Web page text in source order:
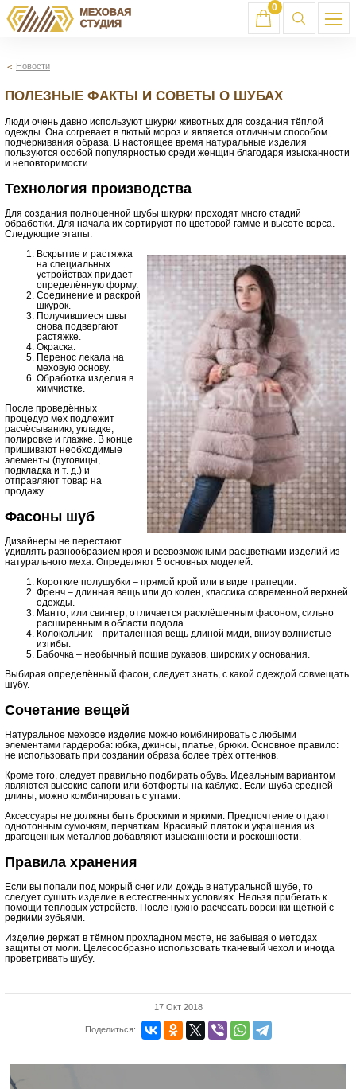
0
Новости
ПОЛЕЗНЫЕ ФАКТЫ И СОВЕТЫ О ШУБАХ
Люди очень давно используют шкурки животных для создания тёплой
одежды. Она согревает в лютый мороз и является отличным способом
подчёркивания образа. В настоящее время натуральные изделия
пользуются особой популярностью среди женщин благодаря изысканности
и неповторимости.
Технология производства
Для создания полноценной шубы шкурки проходят много стадий
обработки. Для начала их сортируют по цветовой гамме и высоте ворса.
Следующие этапы:
Вскрытие и растяжка
на специальных
устройствах придаёт
определённую форму.
Соединение и раскрой
шкурок.
Получившиеся швы
снова подвергают
растяжке.
Окраска.
Перенос лекала на
меховую основу.
Обработка изделия в
химчистке.
После проведённых
процедур мех подлежит
расчёсыванию, укладке,
полировке и глажке. В конце
пришивают необходимые
элементы (пуговицы,
подкладка и т. д.) и
отправляют товар на
продажу.
Фасоны шуб
Дизайнеры не перестают
удивлять разнообразием кроя и всевозможными расцветками изделий из
натурального меха. Определяют 5 основных моделей:
Короткие полушубки – прямой крой или в виде трапеции.
Френч – длинная вещь или до колен, классика современной верхней
одежды.
Манто, или свингер, отличается расклёшенным фасоном, сильно
расширенным в области подола.
Колокольчик – приталенная вещь длиной миди, внизу волнистые
изгибы.
Бабочка – необычный пошив рукавов, широких у основания.
Выбирая определённый фасон, следует знать, с какой одеждой совмещать
шубу.
Сочетание вещей
Натуральное меховое изделие можно комбинировать с любыми
элементами гардероба: юбка, джинсы, платье, брюки. Основное правило:
не использовать при создании образа более трёх оттенков.
Кроме того, следует правильно подбирать обувь. Идеальным вариантом
являются высокие сапоги или ботфорты на каблуке. Если шуба средней
длины, можно комбинировать с уггами.
Аксессуары не должны быть броскими и яркими. Предпочтение отдают
однотонным сумочкам, перчаткам. Красивый платок и украшения из
драгоценных металлов добавляют изысканности и роскошности.
Правила хранения
Если вы попали под мокрый снег или дождь в натуральной шубе, то
следует сушить изделие в естественных условиях. Нельзя прибегать к
помощи тепловых устройств. После нужно расчесать ворсинки щёткой с
редкими зубьями.
Изделие держат в тёмном прохладном месте, не забывая о методах
защиты от моли. Целесообразно использовать тканевый чехол и иногда
проветривать шубу.
17 Окт 2018
Поделиться: